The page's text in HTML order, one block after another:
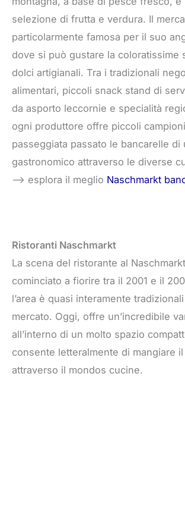
selezione di frutta e verdura. Il
particolarmente famosa per il suo
dove si può gustare la coloratissime
dolci artigianali. Tra i tradizionali
alimentari, piccoli snack stand di
da asporto leccornie e specialità
ogni produttore offre piccoli
passeggiata passato le bancarelle di
gastronomico attraverso le diverse
–> esplora il meglio Naschmarkt
Ristoranti Naschmarkt
La scena del ristorante al
cominciato a fiorire tra il 2001 e il
l’area è quasi interamente
mercato. Oggi, offre un’incredibile
all’interno di un molto spazio
consente letteralmente di mangiare
attraverso il mondos cucine.